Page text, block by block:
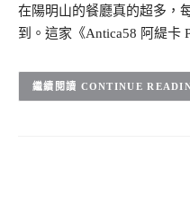
在陽明山的餐廳真的超多，
到。這家《Antica58 阿緹卡
CONTINUE